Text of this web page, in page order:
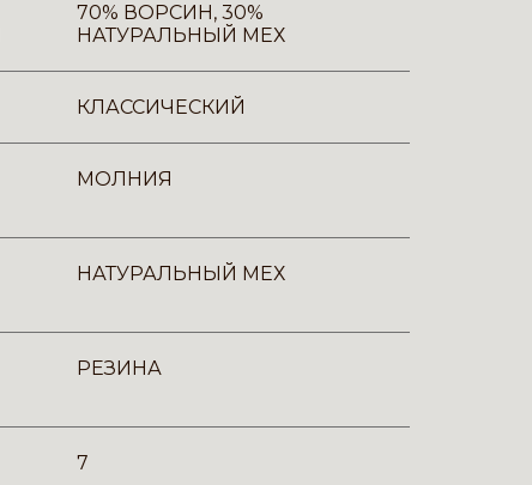
70% ВОРСИН, 30%
НАТУРАЛЬНЫЙ МЕХ
КЛАССИЧЕСКИЙ
МОЛНИЯ
НАТУРАЛЬНЫЙ МЕХ
РЕЗИНА
7